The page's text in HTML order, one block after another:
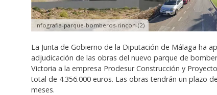
infografia-parque-bomberos-rincon-(2)
La Junta de Gobierno de la Diputación de Málaga ha
adjudicación de las obras del nuevo parque de
Victoria a la empresa Prodesur Construcción y
total de 4.356.000 euros. Las obras tendrán un plazo
meses.